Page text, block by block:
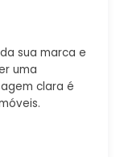
sua marca e
uma
clara é